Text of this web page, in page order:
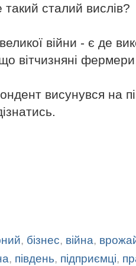
такий сталий вислів?
війни - є де
вітчизняні
висунувся на
, бізнес, війна,
, південь, підприємці,